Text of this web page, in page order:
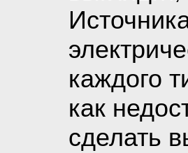
каждого
как
сделать